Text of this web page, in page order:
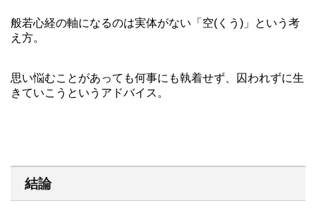
般若心経の軸になるのは実体がない「空(くう)」という考
え方。
思い悩むことがあっても何事にも執着せず、囚われずに生
きていこうというアドバイス。
結論